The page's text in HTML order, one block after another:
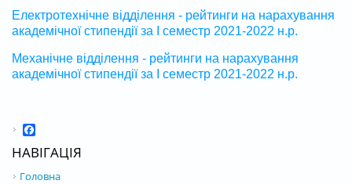
Електротехнічне відділення - рейтинги на нарахування
академічної стипендії за І семестр 2021-2022 н.р.
Механічне відділення - рейтинги на нарахування
академічної стипендії за І семестр 2021-2022 н.р.
НАВІГАЦІЯ
Головна